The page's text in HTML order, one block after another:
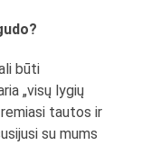
būti
„visų lygių
tautos ir
su mums